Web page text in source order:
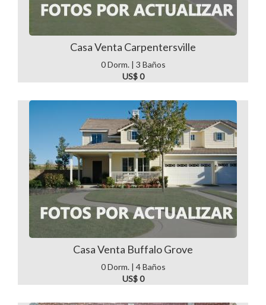
Casa Venta Carpentersville
0 Dorm. | 3 Baños
US$ 0
Casa Venta Buffalo Grove
0 Dorm. | 4 Baños
US$ 0